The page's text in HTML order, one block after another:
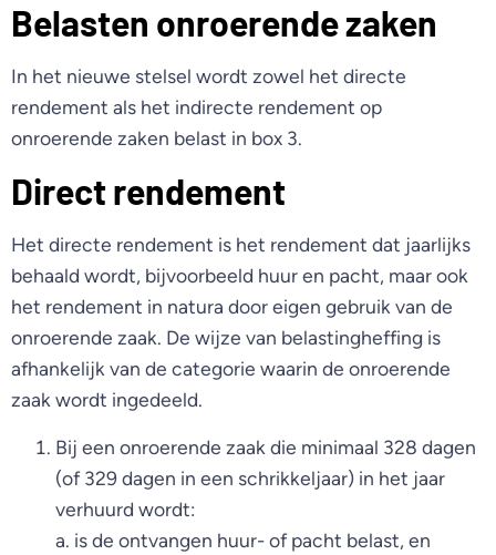
Belasten onroerende zaken
In het nieuwe stelsel wordt zowel het directe
rendement als het indirecte rendement op
onroerende zaken belast in box 3.
Direct rendement
Het directe rendement is het rendement dat jaarlijks
behaald wordt, bijvoorbeeld huur en pacht, maar ook
het rendement in natura door eigen gebruik van de
onroerende zaak. De wijze van belastingheffing is
afhankelijk van de categorie waarin de onroerende
zaak wordt ingedeeld.
Bij een onroerende zaak die minimaal 328 dagen
(of 329 dagen in een schrikkeljaar) in het jaar
verhuurd wordt:
a. is de ontvangen huur- of pacht belast, en